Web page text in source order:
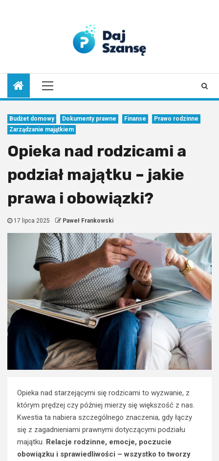
Primary
Menu
Budżet domowy Dokumenty prawne Finanse
Prawo rodzinne
Zarządzanie majątkiem
Opieka nad rodzicami a
podział majątku – jakie
prawa i obowiązki?
17 lipca 2025 Paweł Frankowski
Opieka nad starzejącymi się rodzicami to wyzwanie, z
którym prędzej czy później mierzy się większość z nas.
Kwestia ta nabiera szczególnego znaczenia, gdy łączy
się z zagadnieniami prawnymi dotyczącymi podziału
majątku. Relacje rodzinne, emocje, poczucie
obowiązku i sprawiedliwości – wszystko to tworzy